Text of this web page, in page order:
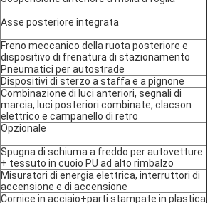
Asse posteriore integrata
Freno meccanico della ruota posteriore e
dispositivo di frenatura di stazionamento
Pneumatici per autostrade
Dispositivi di sterzo a staffa e a pignone
Combinazione di luci anteriori, segnali di
marcia, luci posteriori combinate, clacson
elettrico e campanello di retro
Opzionale
Spugna di schiuma a freddo per autovetture
+ tessuto in cuoio PU ad alto rimbalzo
Misuratori di energia elettrica, interruttori di
accensione e di accensione
Cornice in acciaio+parti stampate in plastica